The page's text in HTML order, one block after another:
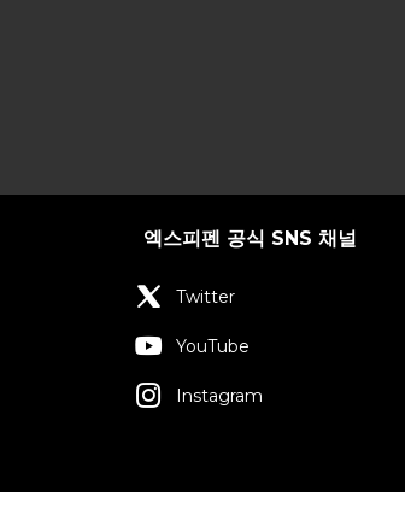
엑스피펜 공식 SNS 채널
Twitter
YouTube
Instagram